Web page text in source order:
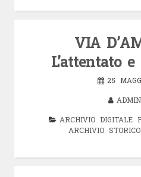
VIA
L’attentato
25
ARCHIVIO DIGITALE
ARCHIVIO STORICO